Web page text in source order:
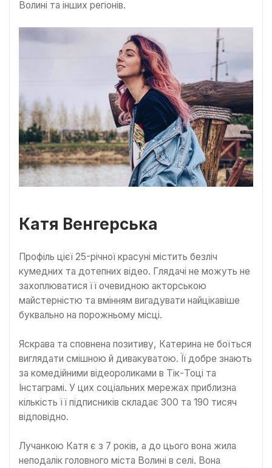
Волині та інших регіонів.
Катя Венгерська
Профіль цієї 25-річної красуні містить безліч
кумедних та дотепних відео. Глядачі не можуть не
захоплюватися її очевидною акторською
майстерністю та вмінням вигадувати найцікавіше
буквально на порожньому місці.
Яскрава та сповнена позитиву, Катерина не боїться
виглядати смішною й дивакуватою. Її добре знають
за комедійними відеороликами в Тік-Тоці та
Інстаграмі. У цих соціальних мережах приблизна
кількість її підписників складає 300 та 190 тисяч
відповідно.
Лучанкою Катя є з 7 років, а до цього вона жила
неподалік головного міста Волині в селі. Вона